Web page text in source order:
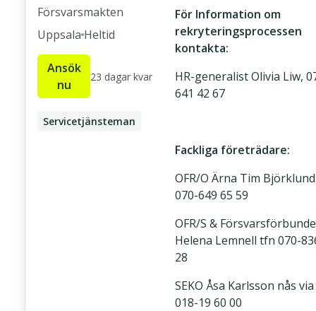
Försvarsmakten
Uppsala Heltid
Ansök
nu
23 dagar kvar
Servicetjänsteman
För Information om
rekryteringsprocessen
kontakta:
HR-generalist Olivia Liw,
641 42 67
Fackliga företrädare:
OFR/O Ärna Tim
070-649 65 59
OFR/S &
Helena Lemnell tfn 070-
28
SEKO Åsa Karlsson nås
018-19 60 00